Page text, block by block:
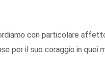
con particolare
per il suo coraggio in quei